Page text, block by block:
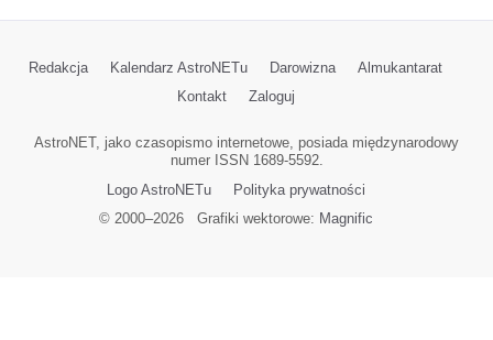
Redakcja Kalendarz AstroNETu Darowizna
Almukantarat
Kontakt
Zaloguj
AstroNET, jako czasopismo internetowe, posiada międzynarodowy
numer ISSN 1689-5592.
Logo AstroNETu
Polityka prywatności
© 2000–2026Grafiki wektorowe: Magnific